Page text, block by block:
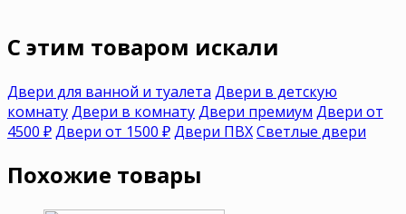
C этим товаром искали
Двери для ванной и туалета Двери в детскую
комнатуДвери в комнатуДвери премиум Двери от
4500 ₽Двери от 1500 ₽Двери ПВХСветлые двери
Похожие товары